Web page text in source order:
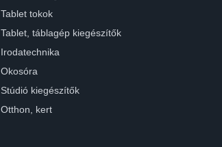
Tablet tokok
Tablet, táblagép kiegészítők
Irodatechnika
Okosóra
Stúdió kiegészítők
Otthon, kert